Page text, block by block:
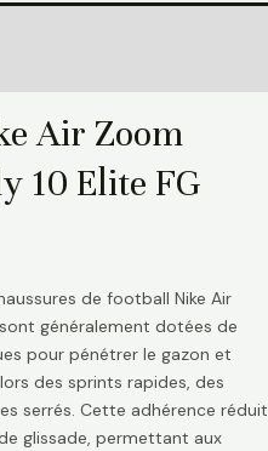
Air Zoom
10 Elite FG
de football Nike Air
généralement dotées de
pour pénétrer le gazon et
des sprints rapides, des
serrés. Cette adhérence réduit
glissade, permettant aux